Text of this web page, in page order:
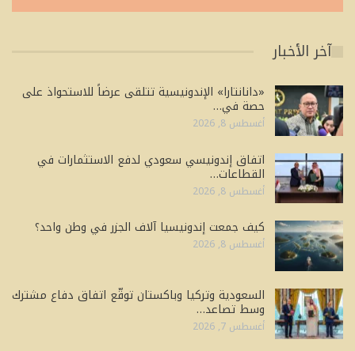
آخر الأخبار
«دانانتارا» الإندونيسية تتلقى عرضاً للاستحواذ على
حصة في…
أغسطس 8, 2026
اتفاق إندونيسي سعودي لدفع الاستثمارات في
القطاعات…
أغسطس 8, 2026
كيف جمعت إندونيسيا آلاف الجزر في وطن واحد؟
أغسطس 8, 2026
السعودية وتركيا وباكستان توقّع اتفاق دفاع مشترك
وسط تصاعد…
أغسطس 7, 2026